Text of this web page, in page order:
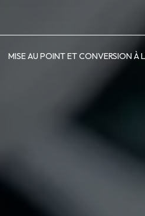
MISE AU POINT ET CONVERSION À